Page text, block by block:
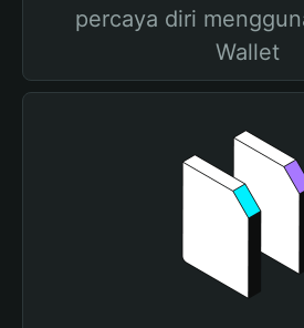
percaya diri
Wallet